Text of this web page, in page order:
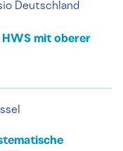
Deutschland
HWS mit oberer